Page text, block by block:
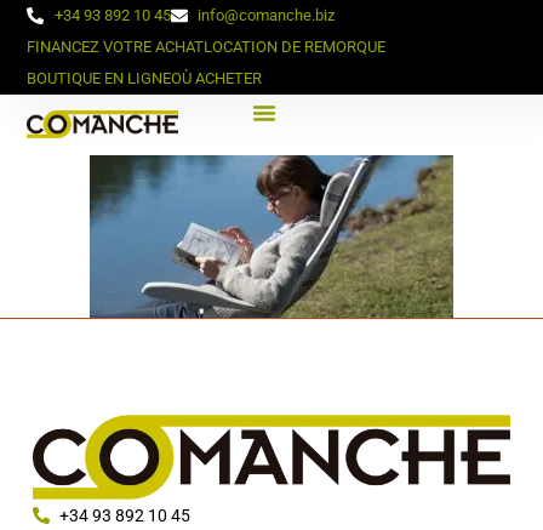
+34 93 892 10 45
info@comanche.biz
FINANCEZ VOTRE ACHATLOCATION DE REMORQUE
BOUTIQUE EN LIGNEOÙ ACHETER
+34 93 892 10 45